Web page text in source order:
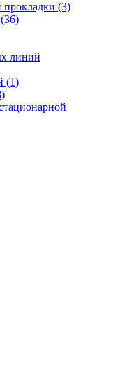
прокладки (3)
(36)
линий
(1)